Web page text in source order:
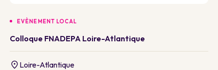
EVÈNEMENT LOCAL
Colloque FNADEPA Loire-Atlantique
Loire-Atlantique